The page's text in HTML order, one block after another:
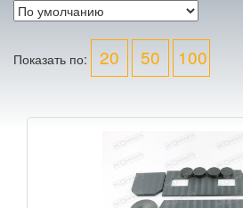
Показать по: 20 50 100